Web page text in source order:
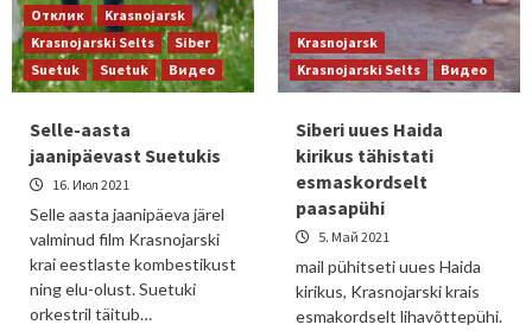
Отклик
Krasnojarsk
Krasnojarski Selts
Siber
Suetuk
Suetuk Видео
Selle-aasta
jaanipäevast Suetukis
16. Июл 2021
Selle aasta jaanipäeva järel
valminud film Krasnojarski
krai eestlaste kombestikust
ning elu-olust. Suetuki
orkestril täitub…
Krasnojarsk
Krasnojarski Selts
Видео
Siberi uues Haida
kirikus tähistati
esmaskordselt
paasapühi
5. Май 2021
mail pühitseti uues Haida
kirikus, Krasnojarski krais
esmakordselt lihavõttepühi.